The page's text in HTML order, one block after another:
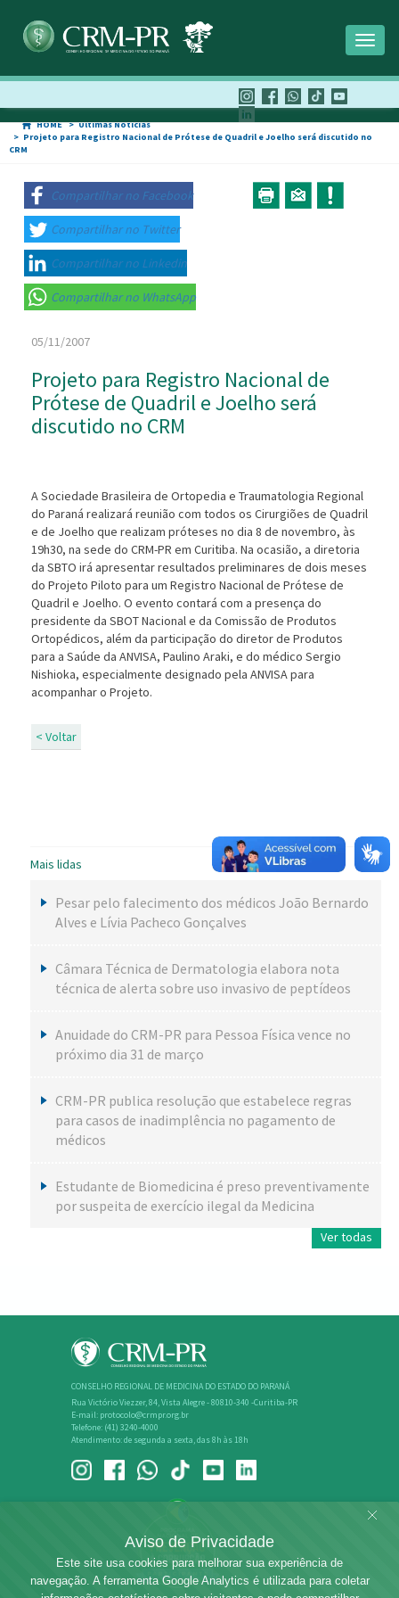
HOME
Últimas Notícias
Projeto para Registro Nacional de Prótese de Quadril e Joelho será discutido no
CRM
Compartilhar no Facebook
Compartilhar no Twitter
Compartilhar no Linkedin
Compartilhar no WhatsApp
05/11/2007
Projeto para Registro Nacional de
Prótese de Quadril e Joelho ser
discutido no CRM
A Sociedade Brasileira de Ortopedia e Traumatologia Regional
do Paraná realizará reunião com todos os Cirurgiões de Quadril
e de Joelho que realizam próteses no dia 8 de novembro, às
19h30, na sede do CRM-PR em Curitiba. Na ocasião, a diretoria
da SBTO irá apresentar resultados preliminares de dois meses
do Projeto Piloto para um Registro Nacional de Prótese de
Quadril e Joelho. O evento contará com a presença do
presidente da SBOT Nacional e da Comissão de Produtos
Ortopédicos, além da participação do diretor de Produtos
para a Saúde da ANVISA, Paulino Araki, e do médico Sergio
Nishioka, especialmente designado pela ANVISA para
acompanhar o Projeto.
< Voltar
Mais lidas
Pesar pelo falecimento dos médicos João Bernardo
Alves e Lívia Pacheco Gonçalves
Câmara Técnica de Dermatologia elabora nota
técnica de alerta sobre uso invasivo de peptídeos
Anuidade do CRM-PR para Pessoa Física vence no
próximo dia 31 de março
CRM-PR publica resolução que estabelece regras
para casos de inadimplência no pagamento de
médicos
Estudante de Biomedicina é preso preventivamente
por suspeita de exercício ilegal da Medicina
Ver todas
CONSELHO REGIONAL DE MEDICINA DO ESTADO DO PARANÁ
Rua Victório Viezzer, 84, Vista Alegre - 80810-340 -Curitiba-PR
E-mail: protocolo@crmpr.org.br
Telefone: (41) 3240-4000
Atendimento: de segunda a sexta, das 8h às 18h
Aviso de Privacidade
Este site usa cookies para melhorar sua experiência de
navegação. A ferramenta Google Analytics é utilizada para coletar